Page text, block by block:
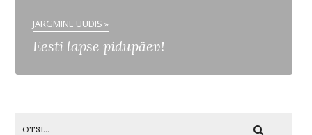
JÄRGMINE UUDIS »
Eesti lapse pidupäev!